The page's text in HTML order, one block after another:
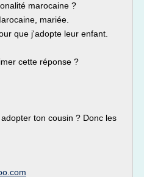
marocaine ?
mariée.
que j'adopte leur enfant.
cette réponse ?
ton cousin ? Donc les